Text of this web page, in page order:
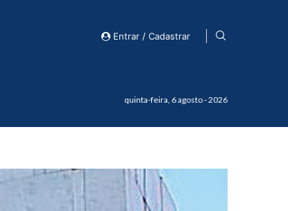
Entrar / Cadastrar
quinta-feira, 6 agosto - 2026